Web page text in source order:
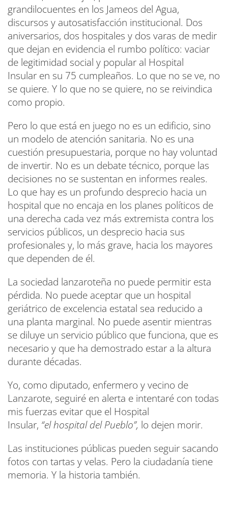
grandilocuentes en los Jameos del Agua,
discursos y autosatisfacción institucional. Dos
aniversarios, dos hospitales y dos varas de medir
que dejan en evidencia el rumbo político: vaciar
de legitimidad social y popular al Hospital
Insular en su 75 cumpleaños. Lo que no se ve, no
se quiere. Y lo que no se quiere, no se reivindica
como propio.
Pero lo que está en juego no es un edificio, sino
un modelo de atención sanitaria. No es una
cuestión presupuestaria, porque no hay voluntad
de invertir. No es un debate técnico, porque las
decisiones no se sustentan en informes reales.
Lo que hay es un profundo desprecio hacia un
hospital que no encaja en los planes políticos de
una derecha cada vez más extremista contra los
servicios públicos, un desprecio hacia sus
profesionales y, lo más grave, hacia los mayores
que dependen de él.
La sociedad lanzaroteña no puede permitir esta
pérdida. No puede aceptar que un hospital
geriátrico de excelencia estatal sea reducido a
una planta marginal. No puede asentir mientras
se diluye un servicio público que funciona, que es
necesario y que ha demostrado estar a la altura
durante décadas.
Yo, como diputado, enfermero y vecino de
Lanzarote, seguiré en alerta e intentaré con todas
mis fuerzas evitar que el Hospital
Insular, “elhospital del Pueblo”, lo dejen morir.
Las instituciones públicas pueden seguir sacando
fotos con tartas y velas. Pero la ciudadanía tiene
memoria. Y la historia también.